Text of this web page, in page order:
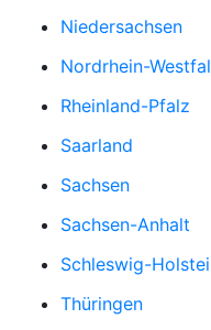
Niedersachsen
Nordrhein-
Rheinland-Pfalz
Saarland
Sachsen
Sachsen-Anhalt
Schleswig-
Thüringen